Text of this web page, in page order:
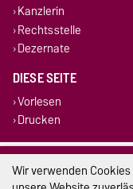
Kanzlerin
Rechtsstelle
Dezernate
DIESE SEITE
Vorlesen
Drucken
Wir verwenden